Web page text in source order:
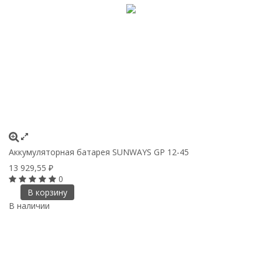
Аккумуляторная батарея SUNWAYS GP 12-45
13 929,55 ₽
0
В корзину
В наличии